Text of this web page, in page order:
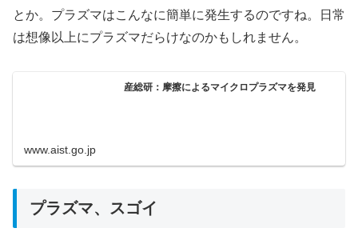
とか。プラズマはこんなに簡単に発生するのですね。日常
は想像以上にプラズマだらけなのかもしれません。
産総研：摩擦によるマイクロプラズマを発見
www.aist.go.jp
プラズマ、スゴイ